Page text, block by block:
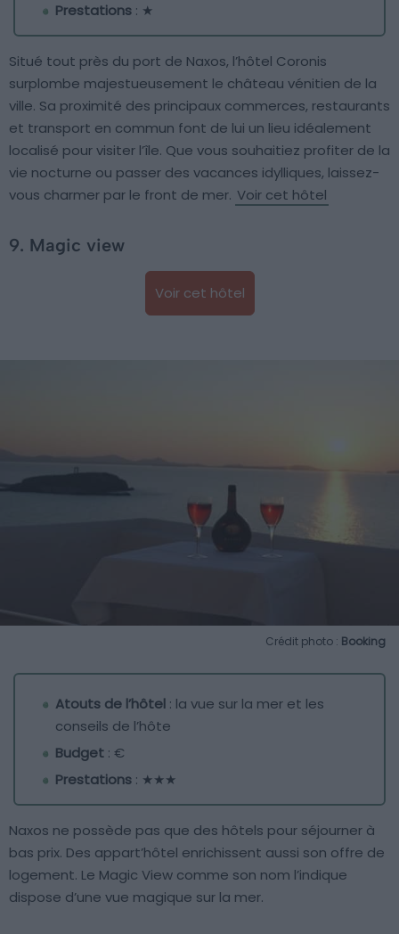
Prestations : ★
Situé tout près du port de Naxos, l’hôtel Coronis
surplombe majestueusement le château vénitien de la
ville. Sa proximité des principaux commerces, restaurants
et transport en commun font de lui un lieu idéalement
localisé pour visiter l’île. Que vous souhaitiez profiter de la
vie nocturne ou passer des vacances idylliques, laissez-
vous charmer par le front de mer. Voir cet hôtel
9. Magic view
Voir cet hôtel
Crédit photo : Booking
Atouts de l’hôtel : la vue sur la mer et les
conseils de l’hôte
Budget : €
Prestations : ★★★
Naxos ne possède pas que des hôtels pour séjourner à
bas prix. Des appart’hôtel enrichissent aussi son offre de
logement. Le Magic View comme son nom l’indique
dispose d’une vue magique sur la mer.